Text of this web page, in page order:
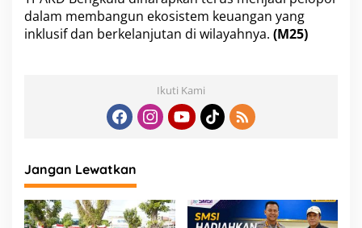
dalam membangun ekosistem keuangan yang
inklusif dan berkelanjutan di wilayahnya. (M25)
Ikuti Kami
Jangan Lewatkan